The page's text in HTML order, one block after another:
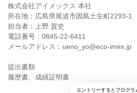
株式会社アイメックス 本社
所在地：広島県尾道市因島土生町2293-1
担当者：上野 賀史
電話番号：0845-22-6411
メールアドレス：ueno_yo@eco-imex.jp
提出書類
履歴書、成績証明書
エントリーするとプログラ